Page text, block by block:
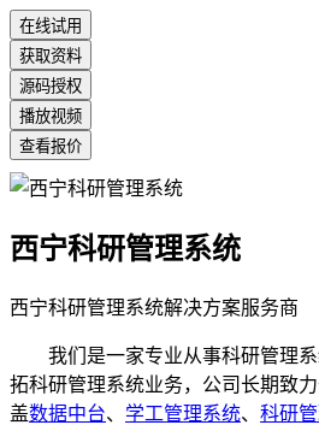
在线试用
获取资料
源码授权
播放视频
查看报价
西宁科研管理系统
西宁科研管理系统解决方案服务商
我们是一家专业从事科研管理系
拓科研管理系统业务，公司长期致
盖数据中台、 学工管理系统、 科研